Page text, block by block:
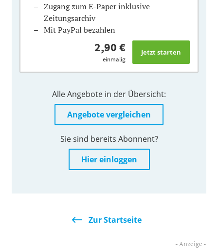
Zugang zum E-Paper inklusive
Zeitungsarchiv
Mit PayPal bezahlen
2,90 €
einmalig
Alle Angebote in der Übersicht:
Angebote vergleichen
Sie sind bereits Abonnent?
Hier einloggen
Zur Startseite